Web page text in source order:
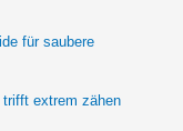
für saubere
trifft extrem zähen